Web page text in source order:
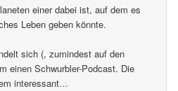
einer dabei ist, auf dem es
Leben geben könnte.
sich (, zumindest auf den
einen Schwurbler-Podcast. Die
interessant…